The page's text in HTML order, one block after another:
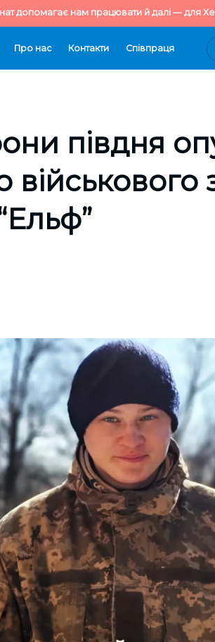
допомагає нам працювати й далі — для
Про нас Контакти Cпівпраця
півдня